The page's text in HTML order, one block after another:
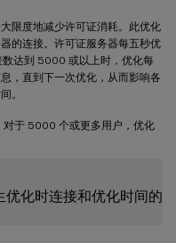
限度地减少许可证消耗。此优化
的连接。许可证服务器每五秒优
达到 5000 或以上时，优化每
，直到下一次优化，从而影响各
。
于 5000 个或更多用户，优化